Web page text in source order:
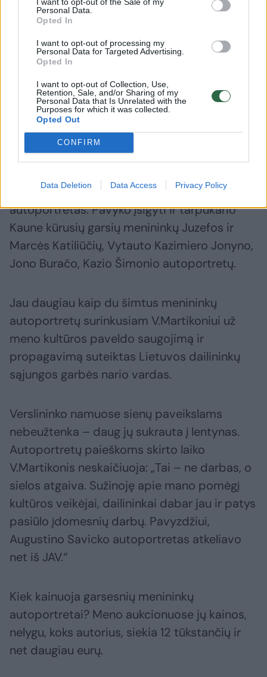
Personal Data.
Opted In
I want to opt-out of processing my
Personal Data for Targeted Advertising.
Opted In
I want to opt-out of Collection, Use,
Retention, Sale, and/or Sharing of my
Personal Data that Is Unrelated with the
Purposes for which it was collected.
Opted Out
CONFIRM
Data Deletion Data Access Privacy Policy
lietuvių dailės klasiką Joną Švažą. Dailininkas
Arvydas Šaltenis patvirtino, kad tai tikrai
J.Švažo autoportretas. Pardavėjai nežinojo,
kas jame pavaizduotas, todėl istoriškai
vertingą paveikslą nusipirkau nebrangiai ir gal
net išgelbėjau jį nuo pražūties. Panašiai
Latvijoje kolega aptiko Vlado Eidukevičiaus
autoportretą“, – pasakojo V.Martikonis.
nutapytas dailininko Mstislavo Dobužinskio
autoportretas. Pavyko įsigyti ir tarpukario
Kaune kūrusių garsių menininkų Juzefos ir
Marcės Katiliūčių, Vytauto Kazimiero Jonyno,
Jono Buračo, Kazio Šimonio autoportretų.
Jau daugiau kaip du šimtus menininkų
autoportretų surinkusiam V.Martikoniui už
meno kultūros paveldo saugojimą ir
propagavimą suteiktas Lietuvos dailininkų
sąjungos garbės nario vardas.
Verslininko namuose sienų paveikslams
nebeužtenka – daug jų sukrauta į lentynas.
Autoportretų paieškoms skirto laiko
V.Martikonis neskaičiuoja: „Tai – ne darbas, o
sielos atgaiva. Sužinoję apie mano pomėgį
kultūros veikėjai, dailininkai dabar jau ir patys
pasiūlo įdomesnių darbų. Pavyzdžiui,
Augustino Savicko autoportretas atkeliavo
net iš JAV.“
Kiek kainuoja garsesnių menininkų
autoportretai? Meno aukcionuose jų kainos,
nelygu, koks autorius, siekia 12 tūkstančių ir
net daugiau eurų.